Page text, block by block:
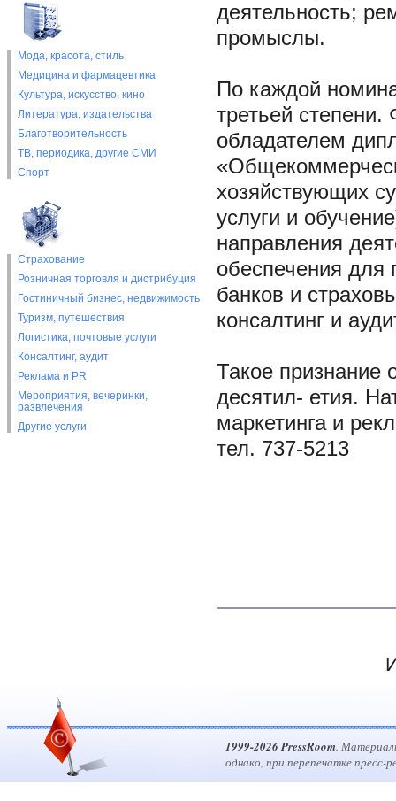
Мода, красота, стиль
Медицина и фармацевтика
Культура, искусство, кино
Литература, издательства
Благотворительность
ТВ, периодика, другие СМИ
Спорт
Страхование
Розничная торговля и дистрибуция
Гостиничный бизнес, недвижимость
Туризм, путешествия
Логистика, почтовые услуги
Консалтинг, аудит
Реклама и PR
Мероприятия, вечеринки,
развлечения
Другие услуги
деятельность;
промыслы.
По каждой
третьей
обладателем
хозяйствующих
услуги и
направления
обеспечения для
банков и
консалтинг и
Такое
десятил- етия.
маркетинга и
тел. 737-5213
1999-2026 PressRoom.
однако, при перепечатке пресс-